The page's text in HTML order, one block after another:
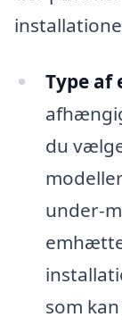
Type
du
under-
som